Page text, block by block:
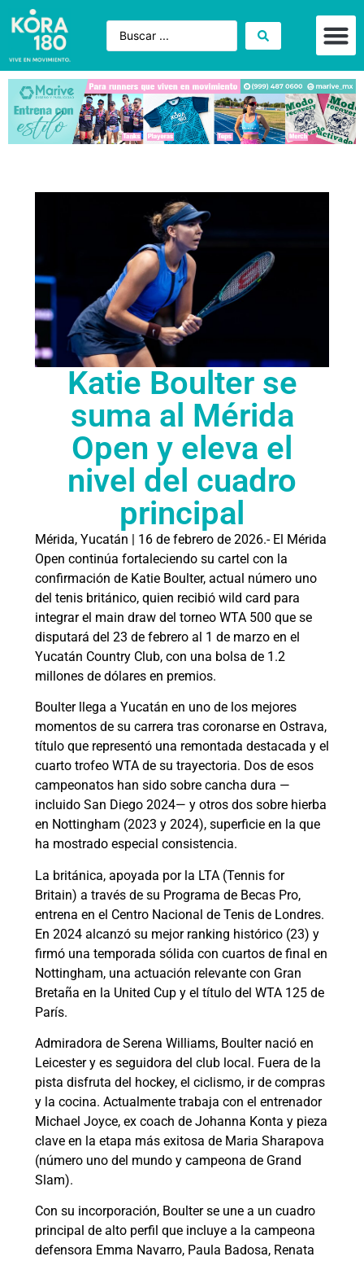
Katie Boulter se
suma al Mérida
Open y eleva el
nivel del cuadro
principal
Mérida, Yucatán | 16 de febrero de 2026.- El Mérida
Open continúa fortaleciendo su cartel con la
confirmación de Katie Boulter, actual número uno
del tenis británico, quien recibió wild card para
integrar el main draw del torneo WTA 500 que se
disputará del 23 de febrero al 1 de marzo en el
Yucatán Country Club, con una bolsa de 1.2
millones de dólares en premios.
Boulter llega a Yucatán en uno de los mejores
momentos de su carrera tras coronarse en Ostrava,
título que representó una remontada destacada y el
cuarto trofeo WTA de su trayectoria. Dos de esos
campeonatos han sido sobre cancha dura —
incluido San Diego 2024— y otros dos sobre hierba
en Nottingham (2023 y 2024), superficie en la que
ha mostrado especial consistencia.
La británica, apoyada por la LTA (Tennis for
Britain) a través de su Programa de Becas Pro,
entrena en el Centro Nacional de Tenis de Londres.
En 2024 alcanzó su mejor ranking histórico (23) y
firmó una temporada sólida con cuartos de final en
Nottingham, una actuación relevante con Gran
Bretaña en la United Cup y el título del WTA 125 de
París.
Admiradora de Serena Williams, Boulter nació en
Leicester y es seguidora del club local. Fuera de la
pista disfruta del hockey, el ciclismo, ir de compras
y la cocina. Actualmente trabaja con el entrenador
Michael Joyce, ex coach de Johanna Konta y pieza
clave en la etapa más exitosa de Maria Sharapova
(número uno del mundo y campeona de Grand
Slam).
Con su incorporación, Boulter se une a un cuadro
principal de alto perfil que incluye a la campeona
defensora Emma Navarro, Paula Badosa, Renata